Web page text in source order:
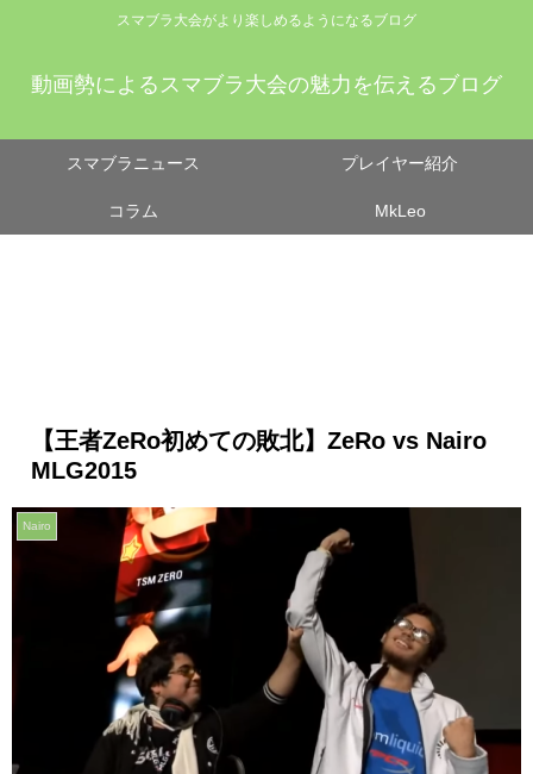
スマブラ大会がより楽しめるようになるブログ
動画勢によるスマブラ大会の魅力を伝えるブログ
スマブラニュース プレイヤー紹介
コラム MkLeo
【王者ZeRo初めての敗北】ZeRo vs Nairo
MLG2015
Nairo